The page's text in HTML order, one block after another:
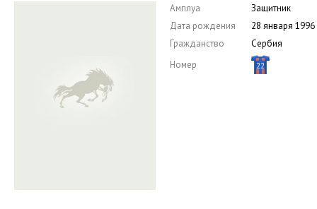
Амплуа
Защитник
Дата рождения
28 января 1996
Гражданство
Сербия
Номер
22